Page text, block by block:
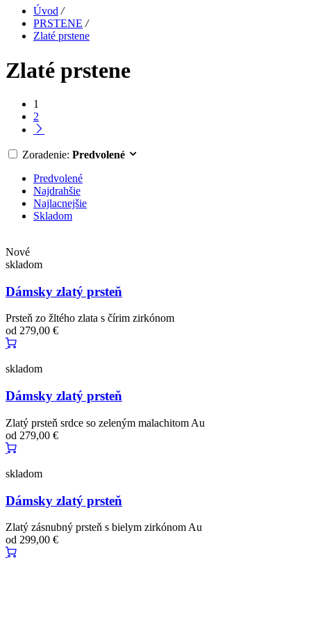
Úvod /
PRSTENE /
Zlaté prstene
Zlaté prstene
1
2
Zoradenie: Predvolené
Predvolené
Najdrahšie
Najlacnejšie
Skladom
Nové
skladom
Dámsky zlatý prsteň
Prsteň zo žltého zlata s čírim zirkónom
od 279,00 €
skladom
Dámsky zlatý prsteň
Zlatý prsteň srdce so zeleným malachitom Au
od 279,00 €
skladom
Dámsky zlatý prsteň
Zlatý zásnubný prsteň s bielym zirkónom Au
od 299,00 €